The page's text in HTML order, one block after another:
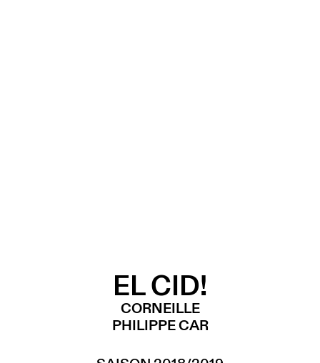
EL CID!
CORNEILLE
PHILIPPE CAR